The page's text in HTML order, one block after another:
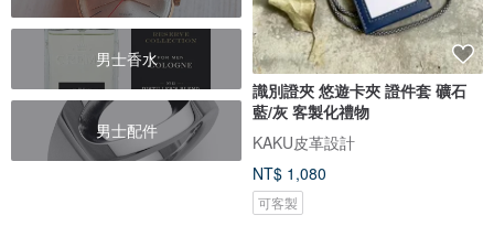
男士香水
男士配件
識別證夾 悠遊卡夾 證件套 礦石
藍/灰 客製化禮物
KAKU皮革設計
NT$ 1,080
可客製